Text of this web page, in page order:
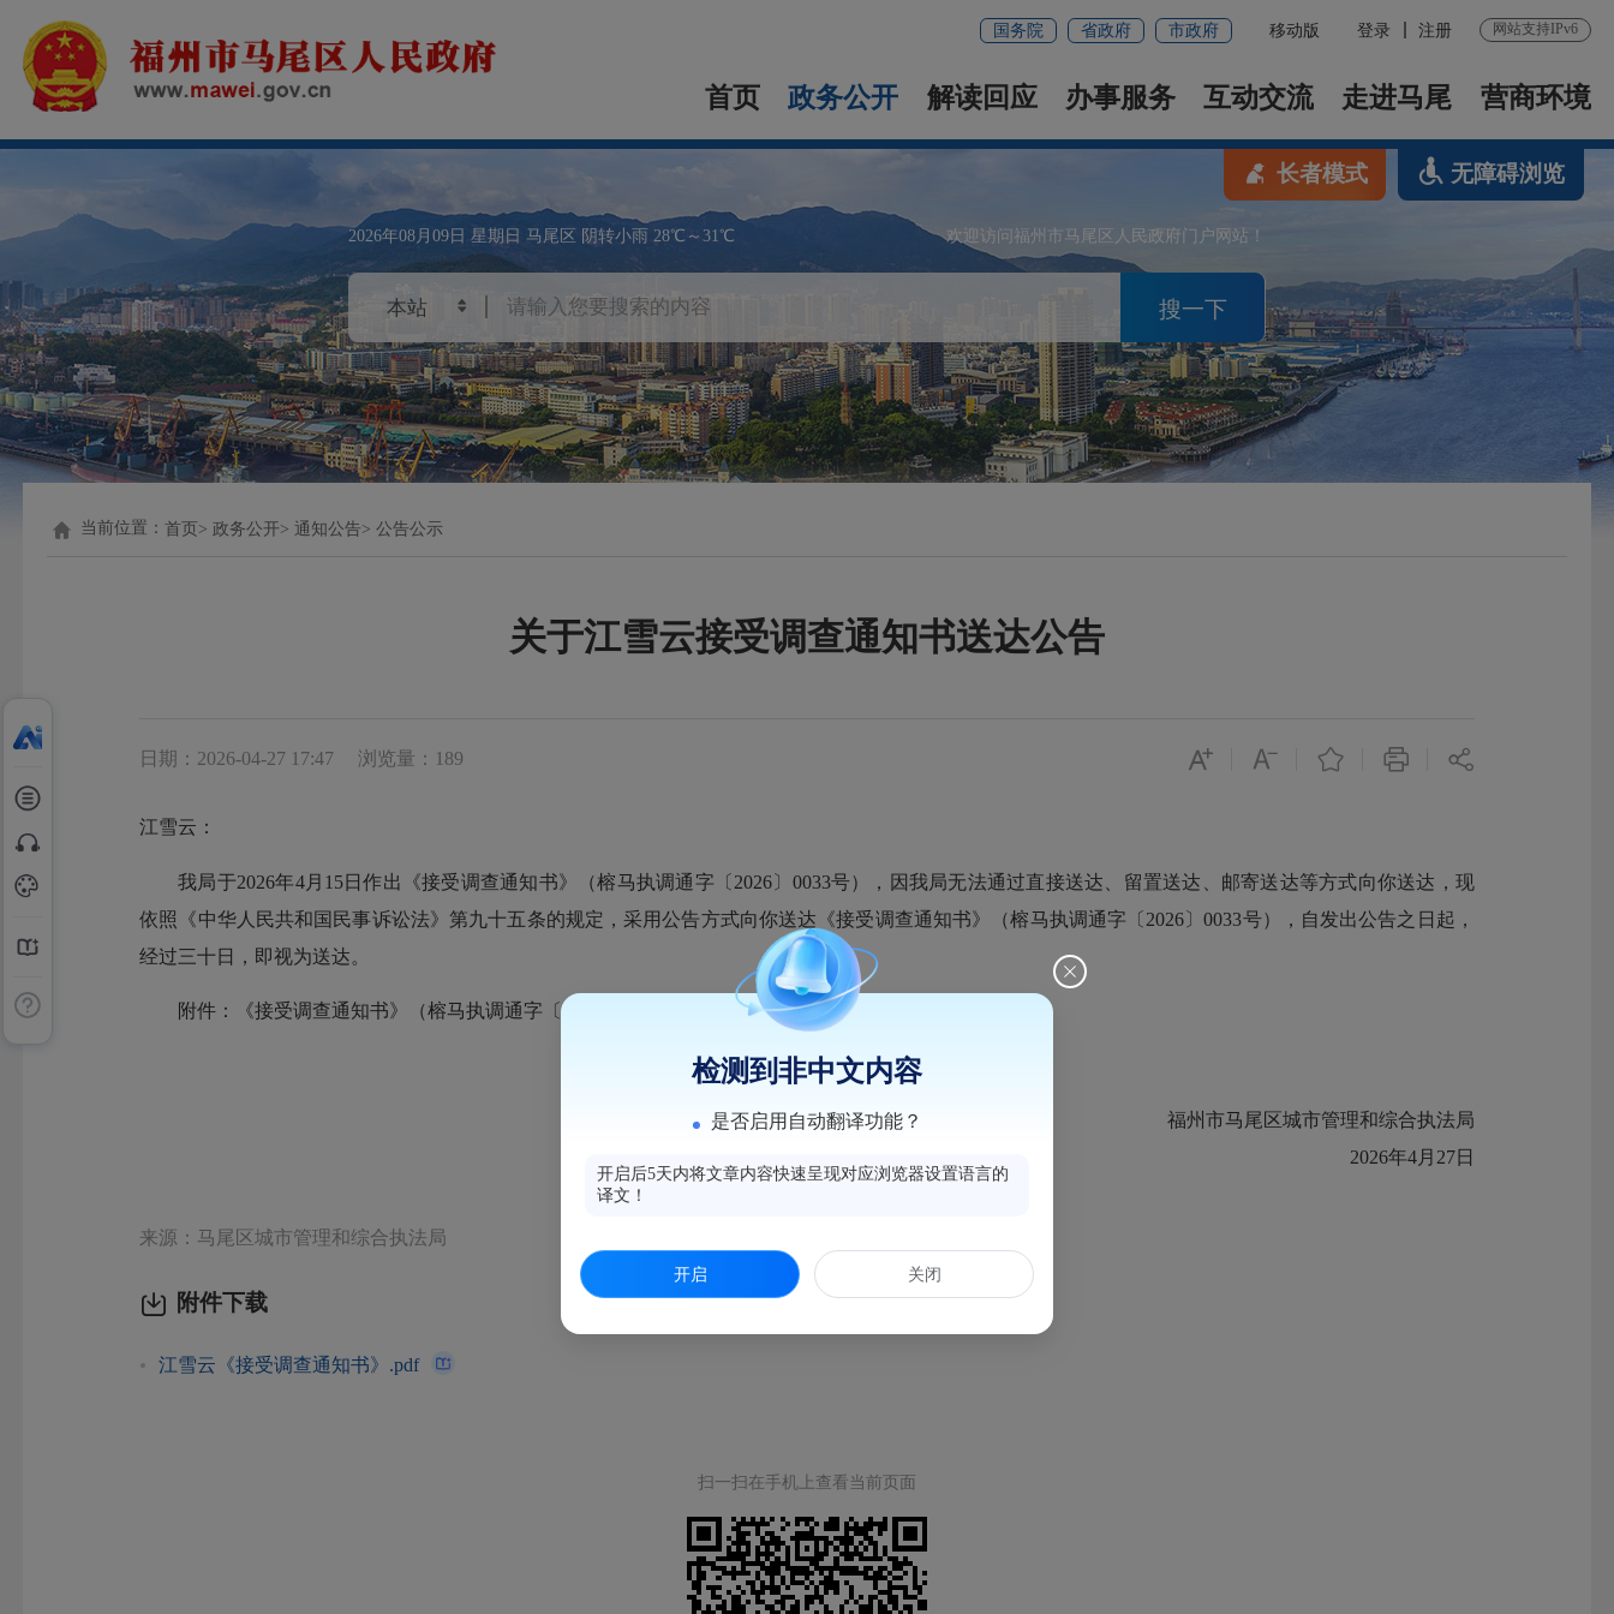
国务院 省政府 市政府 移动版 登录 注册 网站支持IPv6
首页 政务公开 解读回应 办事服务 互动交流 走进马尾 营商环境
2026年08月09日 星期日 马尾区 阴转小雨 28℃～31℃ 欢迎访问福州市马尾区人民政府门户网站！
搜一下
长者模式 无障碍浏览
当前位置：首页 政务公开 通知公告 公告公示
关于江雪云接受调查通知书送达公告
日期：2026-04-27 17:47 浏览量：189
江雪云 ：
我局于2026年4月 15日作出《接受调查通知书》（榕马执调通字〔 2026〕 0033号）， 因我局无法通过直接送达、留置送达、 邮寄送达等方式向你送达，现
依照《中华人民共和国民事诉讼法》第九十五条的规定，采用公告方式向你送达 《接受调查通知书》（榕马执调通字〔 2026〕0033号）
，自发出公告之日起，
经过三十日，即视为送达。
附件： 《接受调查通知书》（榕马执调通字〔202
福州市马尾区城市管理和综合执法局
2026年4月27日
来源：马尾区城市管理和综合执法局
附件下载
江雪云《接受调查通知书》.pdf
扫一扫在手机上查看当前页面
检测到非中文内容
是否启用自动翻译功能？
开启后5天内将文章内容快速呈现对应浏览器设置语言的
译文！
开启 关闭